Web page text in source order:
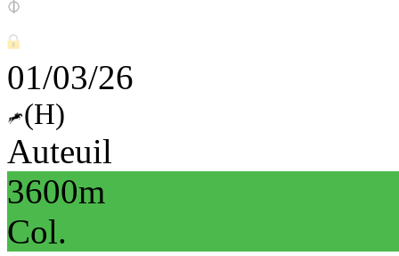
01/03/26
(H)
Auteuil
3600m
Col.